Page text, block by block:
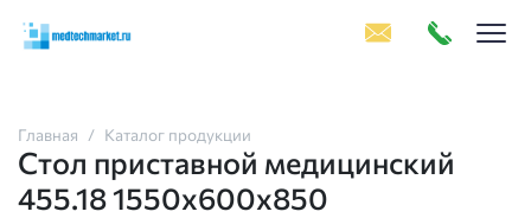
Главная Каталог продукции
Стол приставной медицинский
455.18 1550х600х850